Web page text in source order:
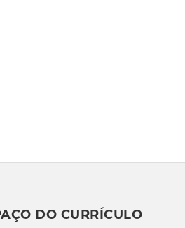
DO CURRÍCULO